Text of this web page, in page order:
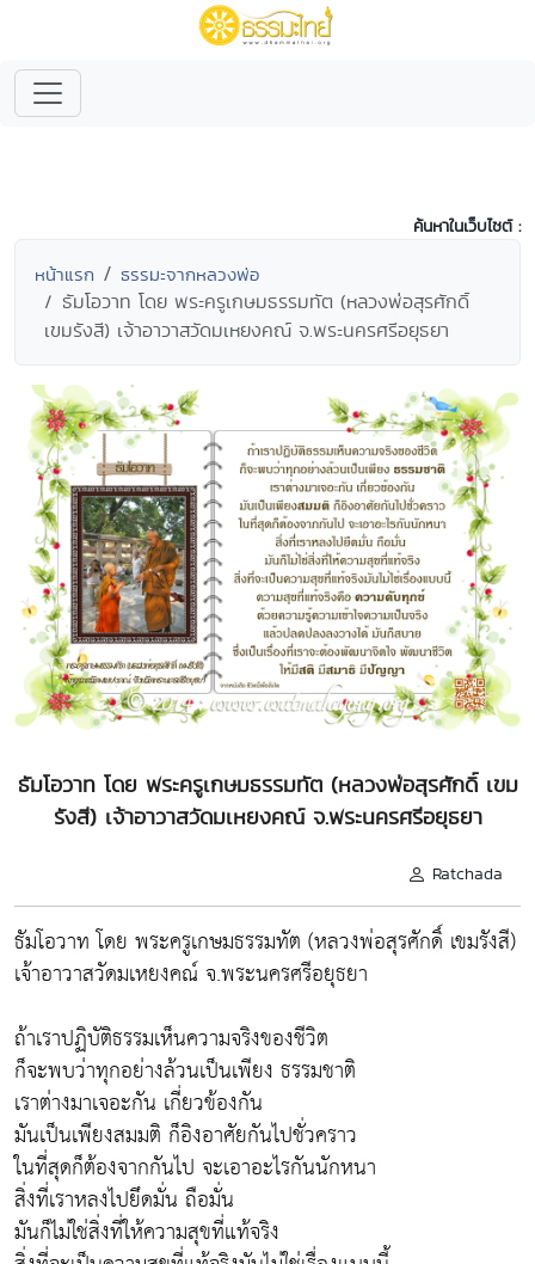
ค้นหาในเว็บไซต์ :
หน้าแรก ธรรมะจากหลวงพ่อ
ธัมโอวาท โดย พระครูเกษมธรรมทัต (หลวงพ่อสุรศักดิ์
เขมรังสี) เจ้าอาวาสวัดมเหยงคณ์ จ.พระนครศรีอยุธยา
ธัมโอวาท โดย พระครูเกษมธรรมทัต (หลวงพ่อสุรศักดิ์ เขม
รังสี) เจ้าอาวาสวัดมเหยงคณ์ จ.พระนครศรีอยุธยา
Ratchada
ธัมโอวาท โดย พระครูเกษมธรรมทัต (หลวงพ่อสุรศักดิ์ เขมรังสี)
เจ้าอาวาสวัดมเหยงคณ์ จ.พระนครศรีอยุธยา
ถ้าเราปฏิบัติธรรมเห็นความจริงของชีวิต
ก็จะพบว่าทุกอย่างล้วนเป็นเพียง ธรรมชาติ
เราต่างมาเจอะกัน เกี่ยวข้องกัน
มันเป็นเพียงสมมติ ก็อิงอาศัยกันไปชั่วคราว
ในที่สุดก็ต้องจากกันไป จะเอาอะไรกันนักหนา
สิ่งที่เราหลงไปยึดมั่น ถือมั่น
มันก็ไม่ใช่สิ่งที่ให้ความสุขที่แท้จริง